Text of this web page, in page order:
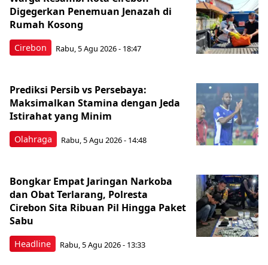
Cirebon
Digegerkan Penemuan Jenazah di
Rumah Kosong
Rabu, 5 Agu 2026 - 18:47
Olahraga
Prediksi Persib vs Persebaya:
Maksimalkan Stamina dengan Jeda
Istirahat yang Minim
Rabu, 5 Agu 2026 - 14:48
Headline
Bongkar Empat Jaringan Narkoba
dan Obat Terlarang, Polresta
Cirebon Sita Ribuan Pil Hingga Paket
Sabu
Rabu, 5 Agu 2026 - 13:33